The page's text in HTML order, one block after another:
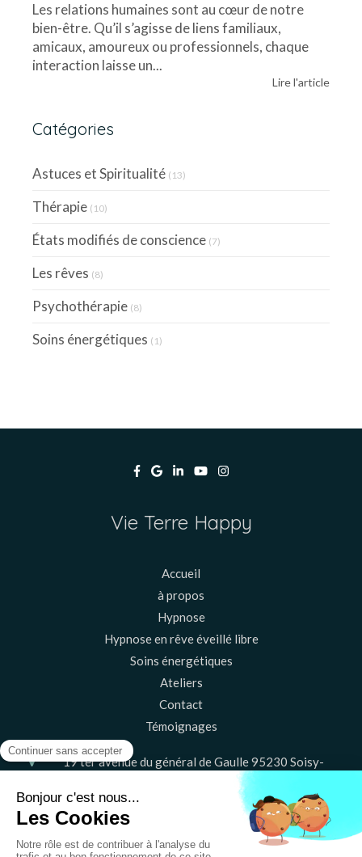
Les relations humaines sont au cœur de notre
bien-être. Qu’il s’agisse de liens familiaux,
amicaux, amoureux ou professionnels, chaque
interaction laisse un...
Lire l'article
Catégories
Astuces et Spiritualité (13)
Thérapie (10)
États modifiés de conscience (7)
Les rêves (8)
Psychothérapie (8)
Soins énergétiques (1)
Vie Terre Happy
Accueil
à propos
Hypnose
Hypnose en rêve éveillé libre
Soins énergétiques
Ateliers
Contact
Témoignages
19 ter avenue du général de Gaulle95230 Soisy-
sous-Montmorency
LeVendredi 20h30